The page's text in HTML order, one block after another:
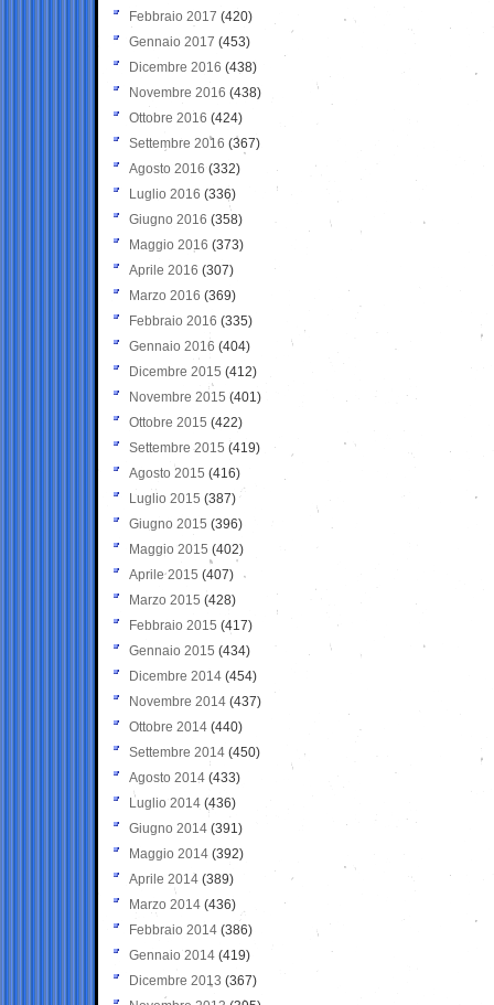
Febbraio 2017 (420)
Gennaio 2017 (453)
Dicembre 2016 (438)
Novembre 2016 (438)
Ottobre 2016 (424)
Settembre 2016 (367)
Agosto 2016 (332)
Luglio 2016 (336)
Giugno 2016 (358)
Maggio 2016 (373)
Aprile 2016 (307)
Marzo 2016 (369)
Febbraio 2016 (335)
Gennaio 2016 (404)
Dicembre 2015 (412)
Novembre 2015 (401)
Ottobre 2015 (422)
Settembre 2015 (419)
Agosto 2015 (416)
Luglio 2015 (387)
Giugno 2015 (396)
Maggio 2015 (402)
Aprile 2015 (407)
Marzo 2015 (428)
Febbraio 2015 (417)
Gennaio 2015 (434)
Dicembre 2014 (454)
Novembre 2014 (437)
Ottobre 2014 (440)
Settembre 2014 (450)
Agosto 2014 (433)
Luglio 2014 (436)
Giugno 2014 (391)
Maggio 2014 (392)
Aprile 2014 (389)
Marzo 2014 (436)
Febbraio 2014 (386)
Gennaio 2014 (419)
Dicembre 2013 (367)